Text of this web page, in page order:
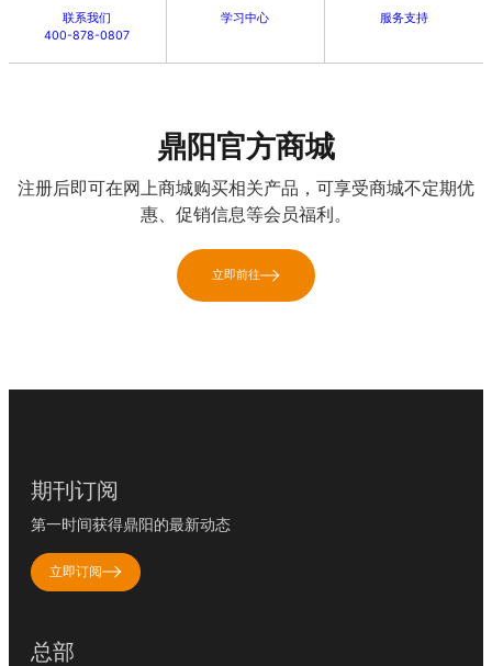
联系我们
400-878-0807
学习中心 服务支持
鼎阳官方商城
注册后即可在网上商城购买相关产品，可享受商城不定期优
惠、促销信息等会员福利。
立即前往
期刊订阅
第一时间获得鼎阳的最新动态
立即订阅
总部